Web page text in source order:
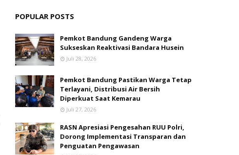
POPULAR POSTS
Pemkot Bandung Gandeng Warga
Sukseskan Reaktivasi Bandara Husein
Juli 28, 2026
Pemkot Bandung Pastikan Warga Tetap
Terlayani, Distribusi Air Bersih
Diperkuat Saat Kemarau
Juli 27, 2026
RASN Apresiasi Pengesahan RUU Polri,
Dorong Implementasi Transparan dan
Penguatan Pengawasan